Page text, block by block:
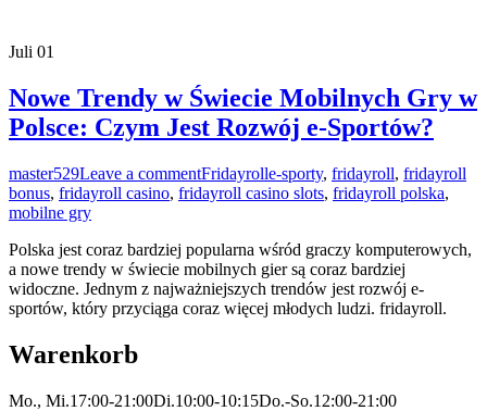
Juli 01
Nowe Trendy w Świecie Mobilnych Gry w
Polsce: Czym Jest Rozwój e-Sportów?
master529Leave a commentFridayrolle-sporty, fridayroll, fridayroll
bonus, fridayroll casino, fridayroll casino slots, fridayroll polska,
mobilne gry
Polska jest coraz bardziej popularna wśród graczy komputerowych,
a nowe trendy w świecie mobilnych gier są coraz bardziej
widoczne. Jednym z najważniejszych trendów jest rozwój e-
sportów, który przyciąga coraz więcej młodych ludzi. fridayroll.
Warenkorb
Mo., Mi.17:00-21:00Di.10:00-10:15Do.-So.12:00-21:00